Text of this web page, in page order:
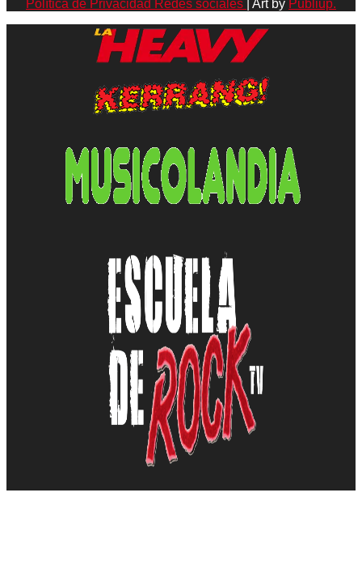
Política de Privacidad Redes sociales
| Art by Publiup.